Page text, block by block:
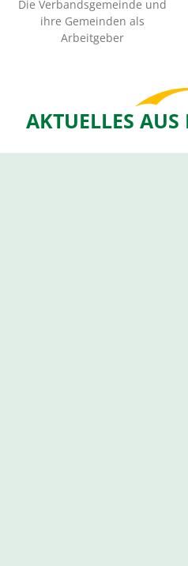
Die Verbandsgemeinde und
ihre Gemeinden als
Arbeitgeber
AKTUELLES